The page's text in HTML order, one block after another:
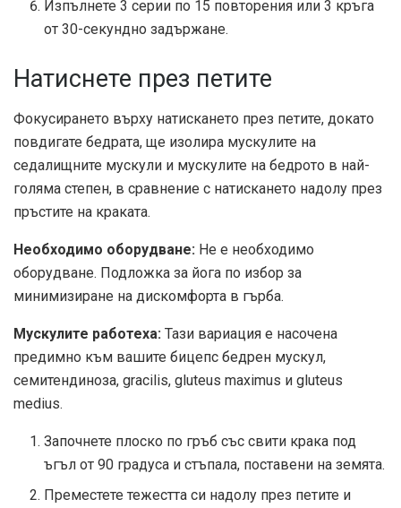
Изпълнете 3 серии по 15 повторения или 3 кръга
от 30-секундно задържане.
Натиснете през петите
Фокусирането върху натискането през петите, докато
повдигате бедрата, ще изолира мускулите на
седалищните мускули и мускулите на бедрото в най-
голяма степен, в сравнение с натискането надолу през
пръстите на краката.
Необходимо оборудване: Не е необходимо
оборудване. Подложка за йога по избор за
минимизиране на дискомфорта в гърба.
Мускулите работеха: Тази вариация е насочена
предимно към вашите бицепс бедрен мускул,
семитендиноза, gracilis, gluteus maximus и gluteus
medius.
Започнете плоско по гръб със свити крака под
ъгъл от 90 градуса и стъпала, поставени на земята.
Преместете тежестта си надолу през петите и